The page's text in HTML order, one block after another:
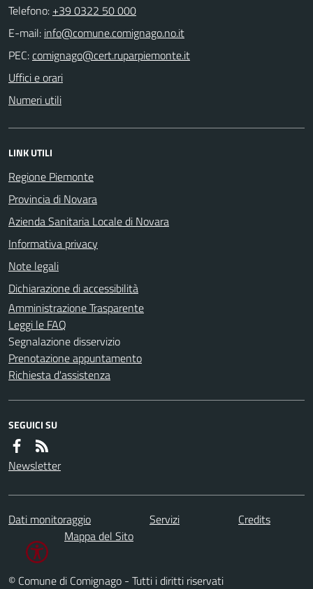
Telefono: +39 0322 50 000
E-mail:
PEC:
Uffici e orari
Numeri utili
LINK UTILI
Regione Piemonte
Provincia di Novara
Azienda Sanitaria Locale di Novara
Informativa privacy
Note legali
Dichiarazione di accessibilità
Amministrazione Trasparente
Leggi le FAQ
Segnalazione disservizio
Prenotazione appuntamento
Richiesta d'assistenza
SEGUICI SU
Newsletter
Dati monitoraggio Servizi
Credits
Mappa del Sito
© Comune di Comignago - Tutti i diritti riservati